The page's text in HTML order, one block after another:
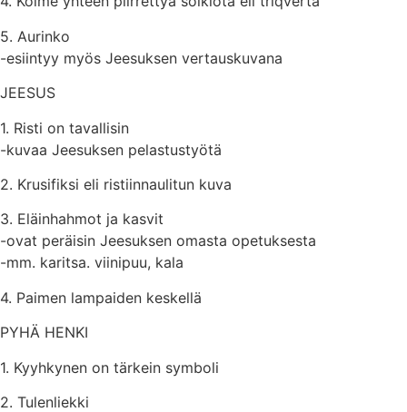
5. Aurinko
-esiintyy myös Jeesuksen vertauskuvana
JEESUS
1. Risti on tavallisin
-kuvaa Jeesuksen pelastustyötä
2. Krusifiksi eli ristiinnaulitun kuva
3. Eläinhahmot ja kasvit
-ovat peräisin Jeesuksen omasta opetuksesta
-mm. karitsa. viinipuu, kala
4. Paimen lampaiden keskellä
PYHÄ HENKI
1. Kyyhkynen on tärkein symboli
2. Tulenliekki